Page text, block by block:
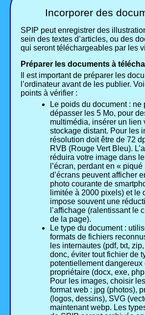
Incorporer des
SPIP peut enregistrer des
sein des textes d’articles, ou des
qui seront téléchargeables par les
Préparer les documents à
Il est important de préparer les
l’ordinateur avant de les publier.
points à vérifier :
Le poids du document : ne
dépasser les 5 Mo, pour
multimédia, insérer un lien
stockage distant. Pour les
résolution doit être de 72
RVB (Rouge Vert Bleu).
réduira votre image dans
l’écran, perdant en « piqué
d’écrans peuvent afficher
photo courante de
limitée à 2000 pixels) et le
impose souvent une
l’affichage (ralentissant le
de la page).
Le type du document :
formats de fichiers
les internautes (pdf, txt,
donc, éviter tout fichier de
potentiellement dangereux
propriétaire (docx, exe,
Pour les images, choisir
format web : jpg (photos),
(logos, dessins), SVG
maintenant webp. Les